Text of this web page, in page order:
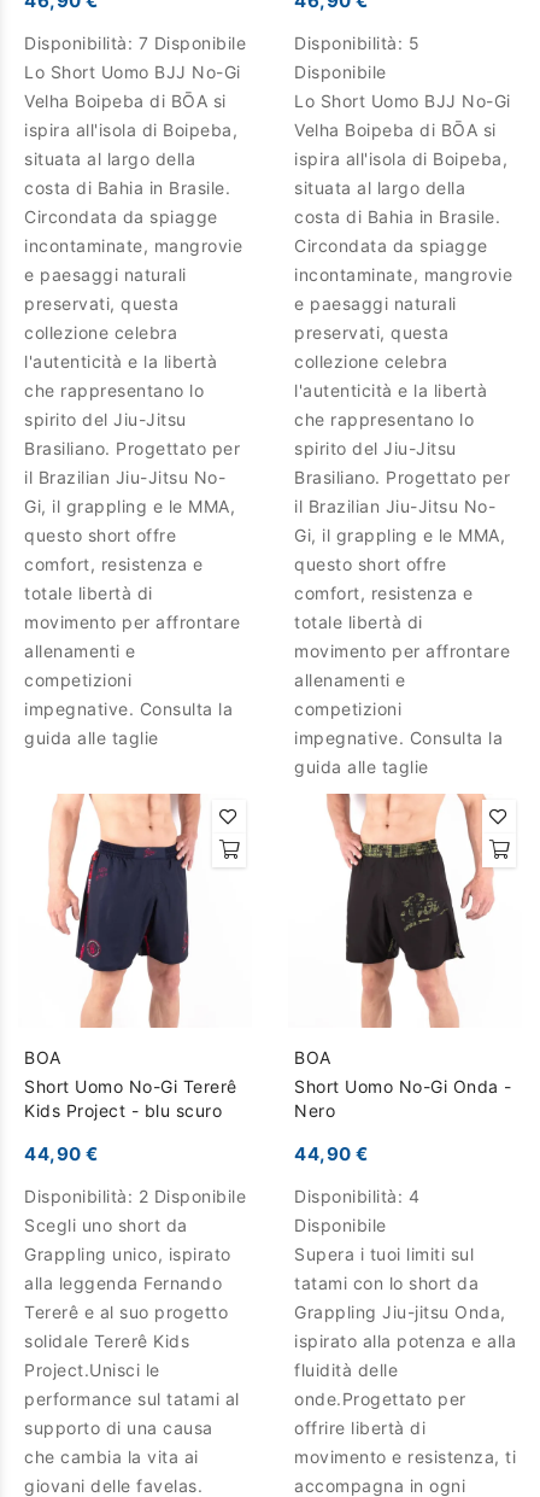
Disponibilità: 7 Disponibile
Lo Short Uomo BJJ No-Gi
Velha Boipeba di BŌA si
ispira all'isola di Boipeba,
situata al largo della
costa di Bahia in Brasile.
Circondata da spiagge
incontaminate, mangrovie
e paesaggi naturali
preservati, questa
collezione celebra
l'autenticità e la libertà
che rappresentano lo
spirito del Jiu-Jitsu
Brasiliano. Progettato per
il Brazilian Jiu-Jitsu No-
Gi, il grappling e le MMA,
questo short offre
comfort, resistenza e
totale libertà di
movimento per affrontare
allenamenti e
competizioni
impegnative. Consulta la
guida alle taglie
Disponibilità: 5
Disponibile
Lo Short Uomo BJJ No-Gi
Velha Boipeba di BŌA si
ispira all'isola di Boipeba,
situata al largo della
costa di Bahia in Brasile.
Circondata da spiagge
incontaminate, mangrovie
e paesaggi naturali
preservati, questa
collezione celebra
l'autenticità e la libertà
che rappresentano lo
spirito del Jiu-Jitsu
Brasiliano. Progettato per
il Brazilian Jiu-Jitsu No-
Gi, il grappling e le MMA,
questo short offre
comfort, resistenza e
totale libertà di
movimento per affrontare
allenamenti e
competizioni
impegnative. Consulta la
guida alle taglie
BOA
Short Uomo No-Gi Tererê
Kids Project - blu scuro
44,90 €
Disponibilità: 2 Disponibile
Scegli uno short da
Grappling unico, ispirato
alla leggenda Fernando
Tererê e al suo progetto
solidale Tererê Kids
Project.Unisci le
performance sul tatami al
supporto di una causa
che cambia la vita ai
giovani delle favelas.
BOA
Short Uomo No-Gi Onda -
Nero
44,90 €
Disponibilità: 4
Disponibile
Supera i tuoi limiti sul
tatami con lo short da
Grappling Jiu-jitsu Onda,
ispirato alla potenza e alla
fluidità delle
onde.Progettato per
offrire libertà di
movimento e resistenza, ti
accompagna in ogni